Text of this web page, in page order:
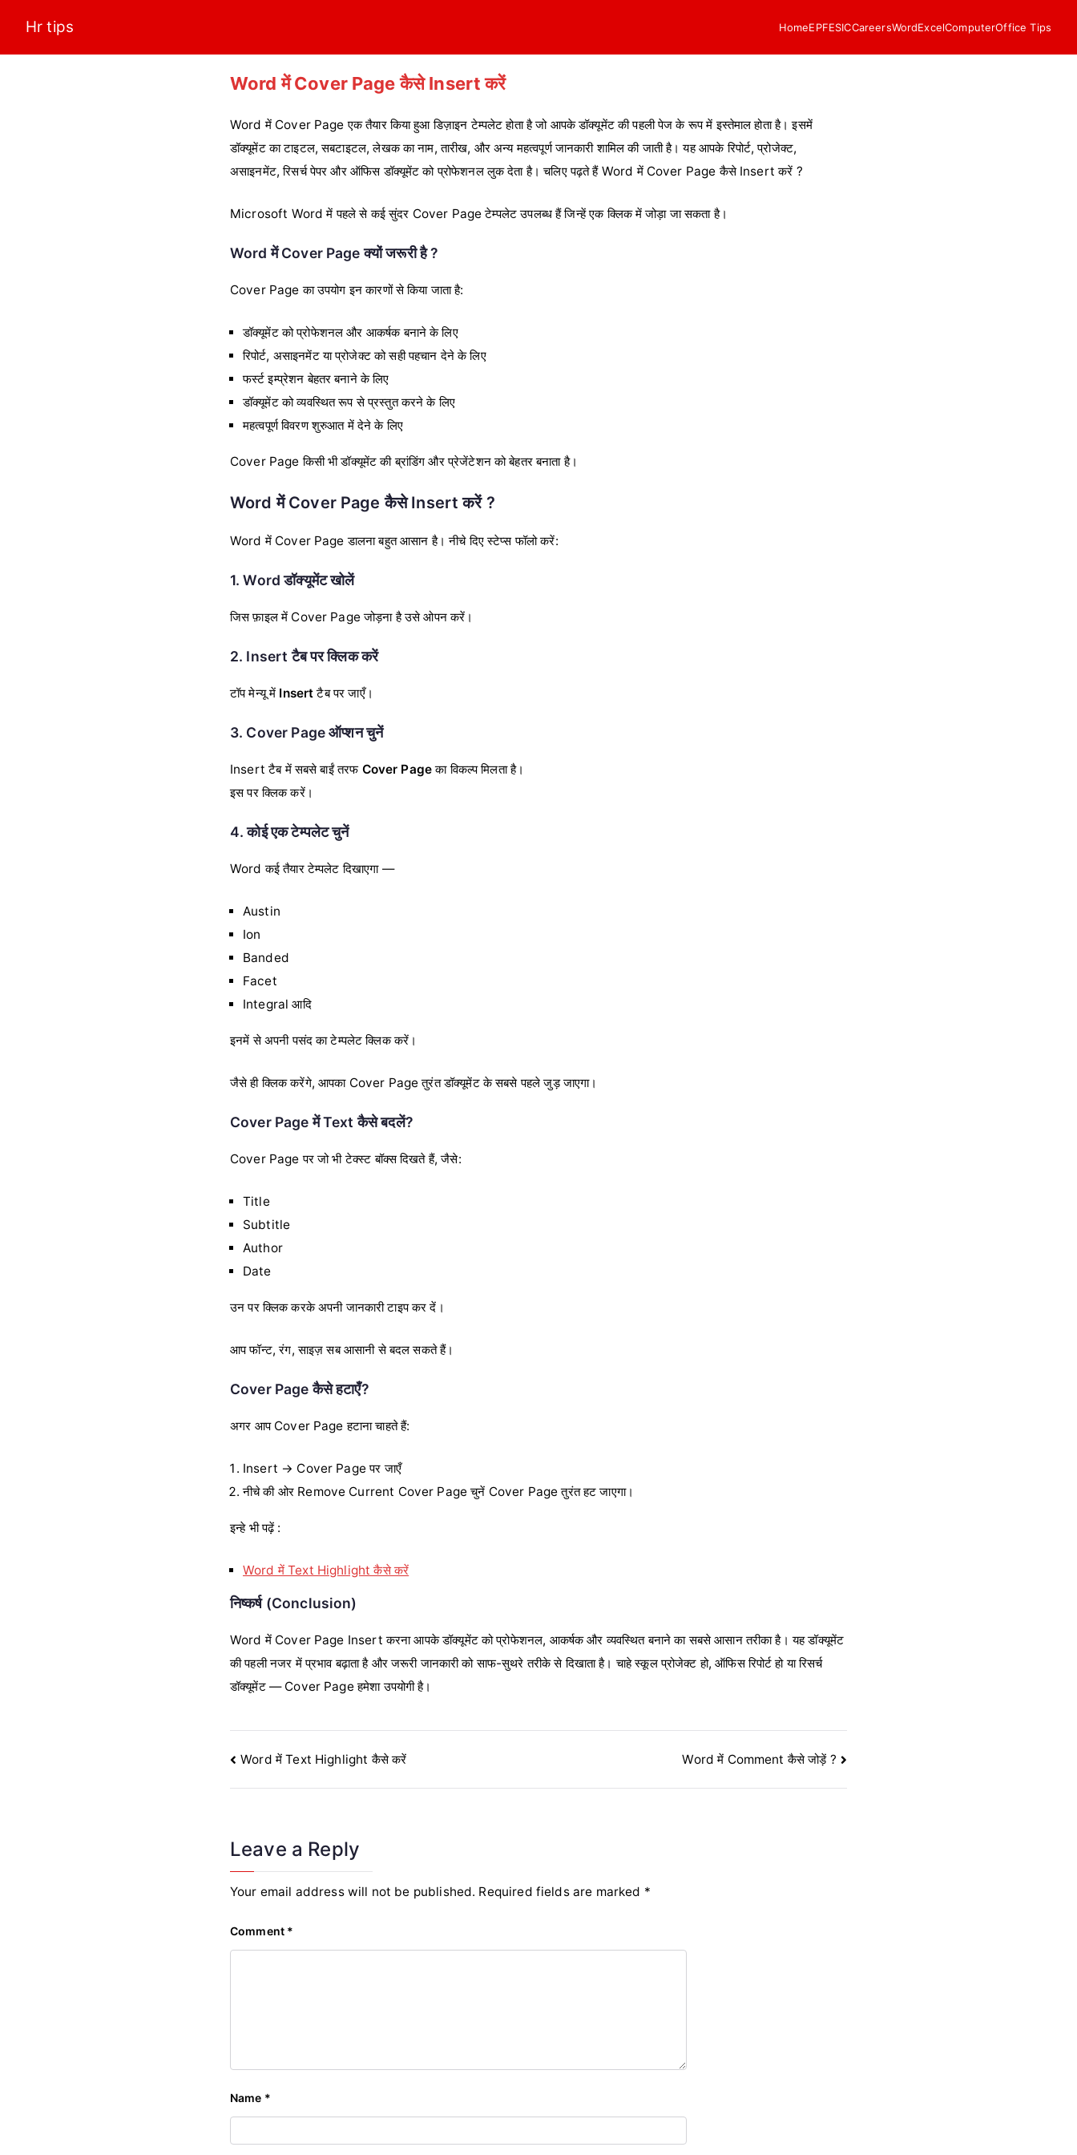
content
Hr tips HomeEPFESICCareersWordExcelComputerOffice Tips
Word में Cover Page कैसे Insert करें
Word में Cover Page एक तैयार किया हुआ डिज़ाइन टेम्पलेट होता है जो आपके डॉक्यूमेंट की पहली पेज के रूप में इस्तेमाल होता है। इसमें
डॉक्यूमेंट का टाइटल, सबटाइटल, लेखक का नाम, तारीख, और अन्य महत्वपूर्ण जानकारी शामिल की जाती है। यह आपके रिपोर्ट, प्रोजेक्ट,
असाइनमेंट, रिसर्च पेपर और ऑफिस डॉक्यूमेंट को प्रोफेशनल लुक देता है। चलिए पढ़ते हैं Word में Cover Page कैसे Insert करें ?
Microsoft Word में पहले से कई सुंदर Cover Page टेम्पलेट उपलब्ध हैं जिन्हें एक क्लिक में जोड़ा जा सकता है।
Word में Cover Page क्यों जरूरी है ?
Cover Page का उपयोग इन कारणों से किया जाता है:
डॉक्यूमेंट को प्रोफेशनल और आकर्षक बनाने के लिए
रिपोर्ट, असाइनमेंट या प्रोजेक्ट को सही पहचान देने के लिए
फर्स्ट इम्प्रेशन बेहतर बनाने के लिए
डॉक्यूमेंट को व्यवस्थित रूप से प्रस्तुत करने के लिए
महत्वपूर्ण विवरण शुरुआत में देने के लिए
Cover Page किसी भी डॉक्यूमेंट की ब्रांडिंग और प्रेजेंटेशन को बेहतर बनाता है।
Word में Cover Page कैसे Insert करें ?
Word में Cover Page डालना बहुत आसान है। नीचे दिए स्टेप्स फॉलो करें:
1. Word डॉक्यूमेंट खोलें
जिस फ़ाइल में Cover Page जोड़ना है उसे ओपन करें।
2. Insert टैब पर क्लिक करें
टॉप मेन्यू में Insertटैब पर जाएँ।
3. Cover Page ऑप्शन चुनें
Insert टैब में सबसे बाईं तरफ Cover Pageका विकल्प मिलता है।
इस पर क्लिक करें।
4. कोई एक टेम्पलेट चुनें
Word कई तैयार टेम्पलेट दिखाएगा —
Austin
Ion
Banded
Facet
Integral आदि
इनमें से अपनी पसंद का टेम्पलेट क्लिक करें।
जैसे ही क्लिक करेंगे, आपका Cover Page तुरंत डॉक्यूमेंट के सबसे पहले जुड़ जाएगा।
Cover Page में Text कैसे बदलें?
Cover Page पर जो भी टेक्स्ट बॉक्स दिखते हैं, जैसे:
Title
Subtitle
Author
Date
उन पर क्लिक करके अपनी जानकारी टाइप कर दें।
आप फॉन्ट, रंग, साइज़ सब आसानी से बदल सकते हैं।
Cover Page कैसे हटाएँ?
अगर आप Cover Page हटाना चाहते हैं:
Insert → Cover Page पर जाएँ
नीचे की ओर Remove Current Cover Page चुनें Cover Page तुरंत हट जाएगा।
इन्हे भी पढ़ें :
Word में Text Highlight कैसे करें
निष्कर्ष (Conclusion)
Word में Cover Page Insert करना आपके डॉक्यूमेंट को प्रोफेशनल, आकर्षक और व्यवस्थित बनाने का सबसे आसान तरीका है। यह डॉक्यूमेंट
की पहली नजर में प्रभाव बढ़ाता है और जरूरी जानकारी को साफ-सुथरे तरीके से दिखाता है। चाहे स्कूल प्रोजेक्ट हो, ऑफिस रिपोर्ट हो या रिसर्च
डॉक्यूमेंट — Cover Page हमेशा उपयोगी है।
Post
navigation
Word में Text Highlight कैसे करें Word में Comment कैसे जोड़ें ?
Leave a Reply
Your email address will not be published. Required fields are marked *
Comment *
Name *